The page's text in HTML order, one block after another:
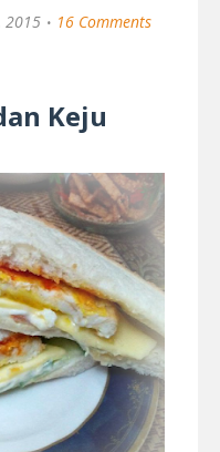
2015 16 Comments
Keju